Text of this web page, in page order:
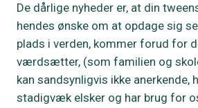
De dårlige nyheder er, at din
hendes ønske om at opdage sig
plads i verden, kommer forud for
værdsætter, (som familien og
kan sandsynligvis ikke anerkende,
stadigvæk elsker og har brug for